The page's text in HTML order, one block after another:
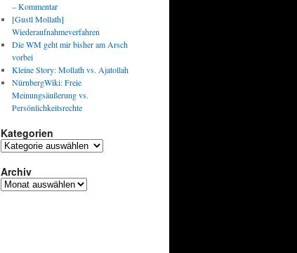
– Kommentar
[Gustl Mollath]
Wiederaufnahmeverfahren
Die WM geht mir bisher am Arsch
vorbei
Kleine Story: Mollath vs. Ajatollah
NürnbergWiki: Freie
Meinungsäußerung vs.
Persönlichkeitsrechte
Kategorien
Archiv